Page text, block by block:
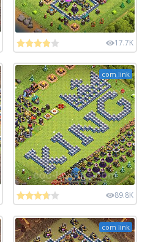
17.7K
com link
89.8K
com link